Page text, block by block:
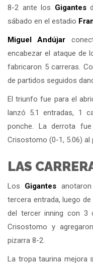
8-2 ante los Gigantes
sábado en el estadio
Miguel Andújar
encabezar el ataque de
fabricaron 5 carreras.
de partidos seguidos
El triunfo fue para el
lanzó 5.1 entradas, 1
ponche. La derrota
Crisostomo (0-1, 5.06) al
LAS
Los Gigantes
tercera entrada, luego
del tercer inning con 3
Crisostomo y
pizarra 8-2.
La tropa taurina mejora